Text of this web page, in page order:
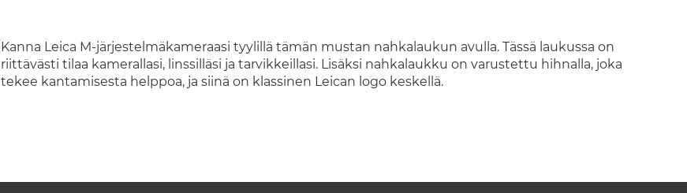
Kanna Leica M-järjestelmäkameraasi tyylillä tämän mustan nahkalaukun avulla. Tässä laukussa on
riittävästi tilaa kamerallasi, linssilläsi ja tarvikkeillasi. Lisäksi nahkalaukku on varustettu hihnalla, joka
tekee kantamisesta helppoa, ja siinä on klassinen Leican logo keskellä.